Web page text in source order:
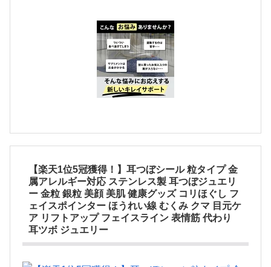
【楽天1位5冠獲得！】耳つぼシール 粒タイプ 金
属アレルギー対応 ステンレス製 耳つぼジュエリ
ー 金粒 銀粒 美顔 美肌 健康グッズ コリほぐし フ
ェイスポインター ほうれい線 むくみ クマ 目元ケ
ア リフトアップ フェイスライン 表情筋 代わり
耳ツボ ジュエリー